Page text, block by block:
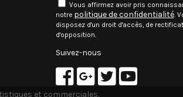
Vous affirmez avoir pris
notre politique de confidentialité.
disposez d'un droit d'accès, de
d'opposition.
Suivez-nous
et commerciales.